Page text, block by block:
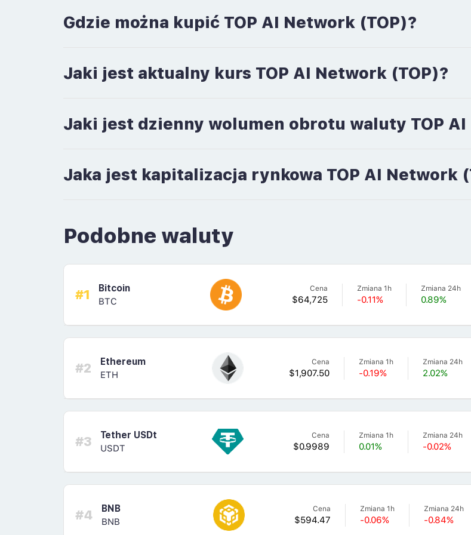
Gdzie można kupić TOP AI Network (TOP)?
Jaki jest aktualny kurs TOP AI Network (TOP)?
Jaki jest dzienny wolumen obrotu waluty TOP AI
Jaka jest kapitalizacja rynkowa TOP AI Network
Podobne waluty
#1
Bitcoin
BTC
Cena
$64,725
Zmiana 1h
-0.11%
Zmiana 24h
0.89%
#2
Ethereum
ETH
Cena
$1,907.50
Zmiana 1h
-0.19%
Zmiana 24h
2.02%
#3
Tether USDt
USDT
Cena
$0.9989
Zmiana 1h
0.01%
Zmiana 24h
-0.02%
#4
BNB
BNB
Cena
$594.47
Zmiana 1h
-0.06%
Zmiana 24h
-0.84%